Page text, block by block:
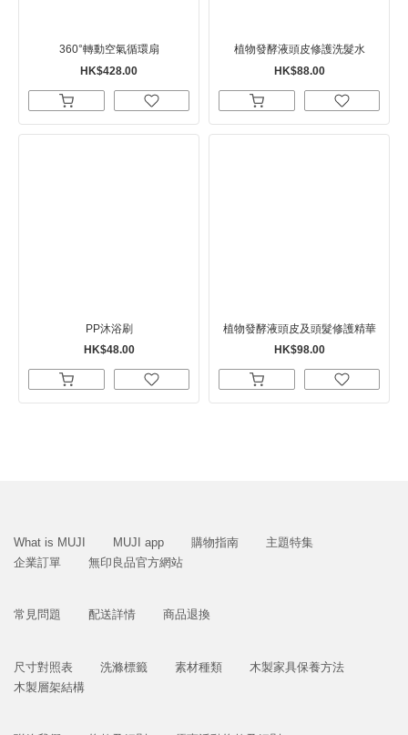
360°轉動空氣循環扇
HK$428.00
植物發酵液頭皮修護洗髮水
HK$88.00
PP沐浴刷
HK$48.00
植物發酵液頭皮及頭髮修護精華
HK$98.00
What is MUJI MUJI app 購物指南
主題特集
企業訂單
無印良品官方網站
常見問題 配送詳情 商品退換
尺寸對照表 洗滌標籤 素材種類
木製家具保養方法
木製層架結構